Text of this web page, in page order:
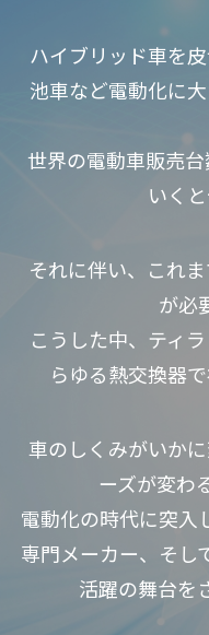
ハイブリッド車を
池車など電動化に
世界の電動車販売
いく
それに伴い、これ
が必
こうした中、ティ
らゆる熱交換器
車のしくみがいか
ーズが変わ
電動化の時代に突入
専門メーカー、そし
活躍の舞台を